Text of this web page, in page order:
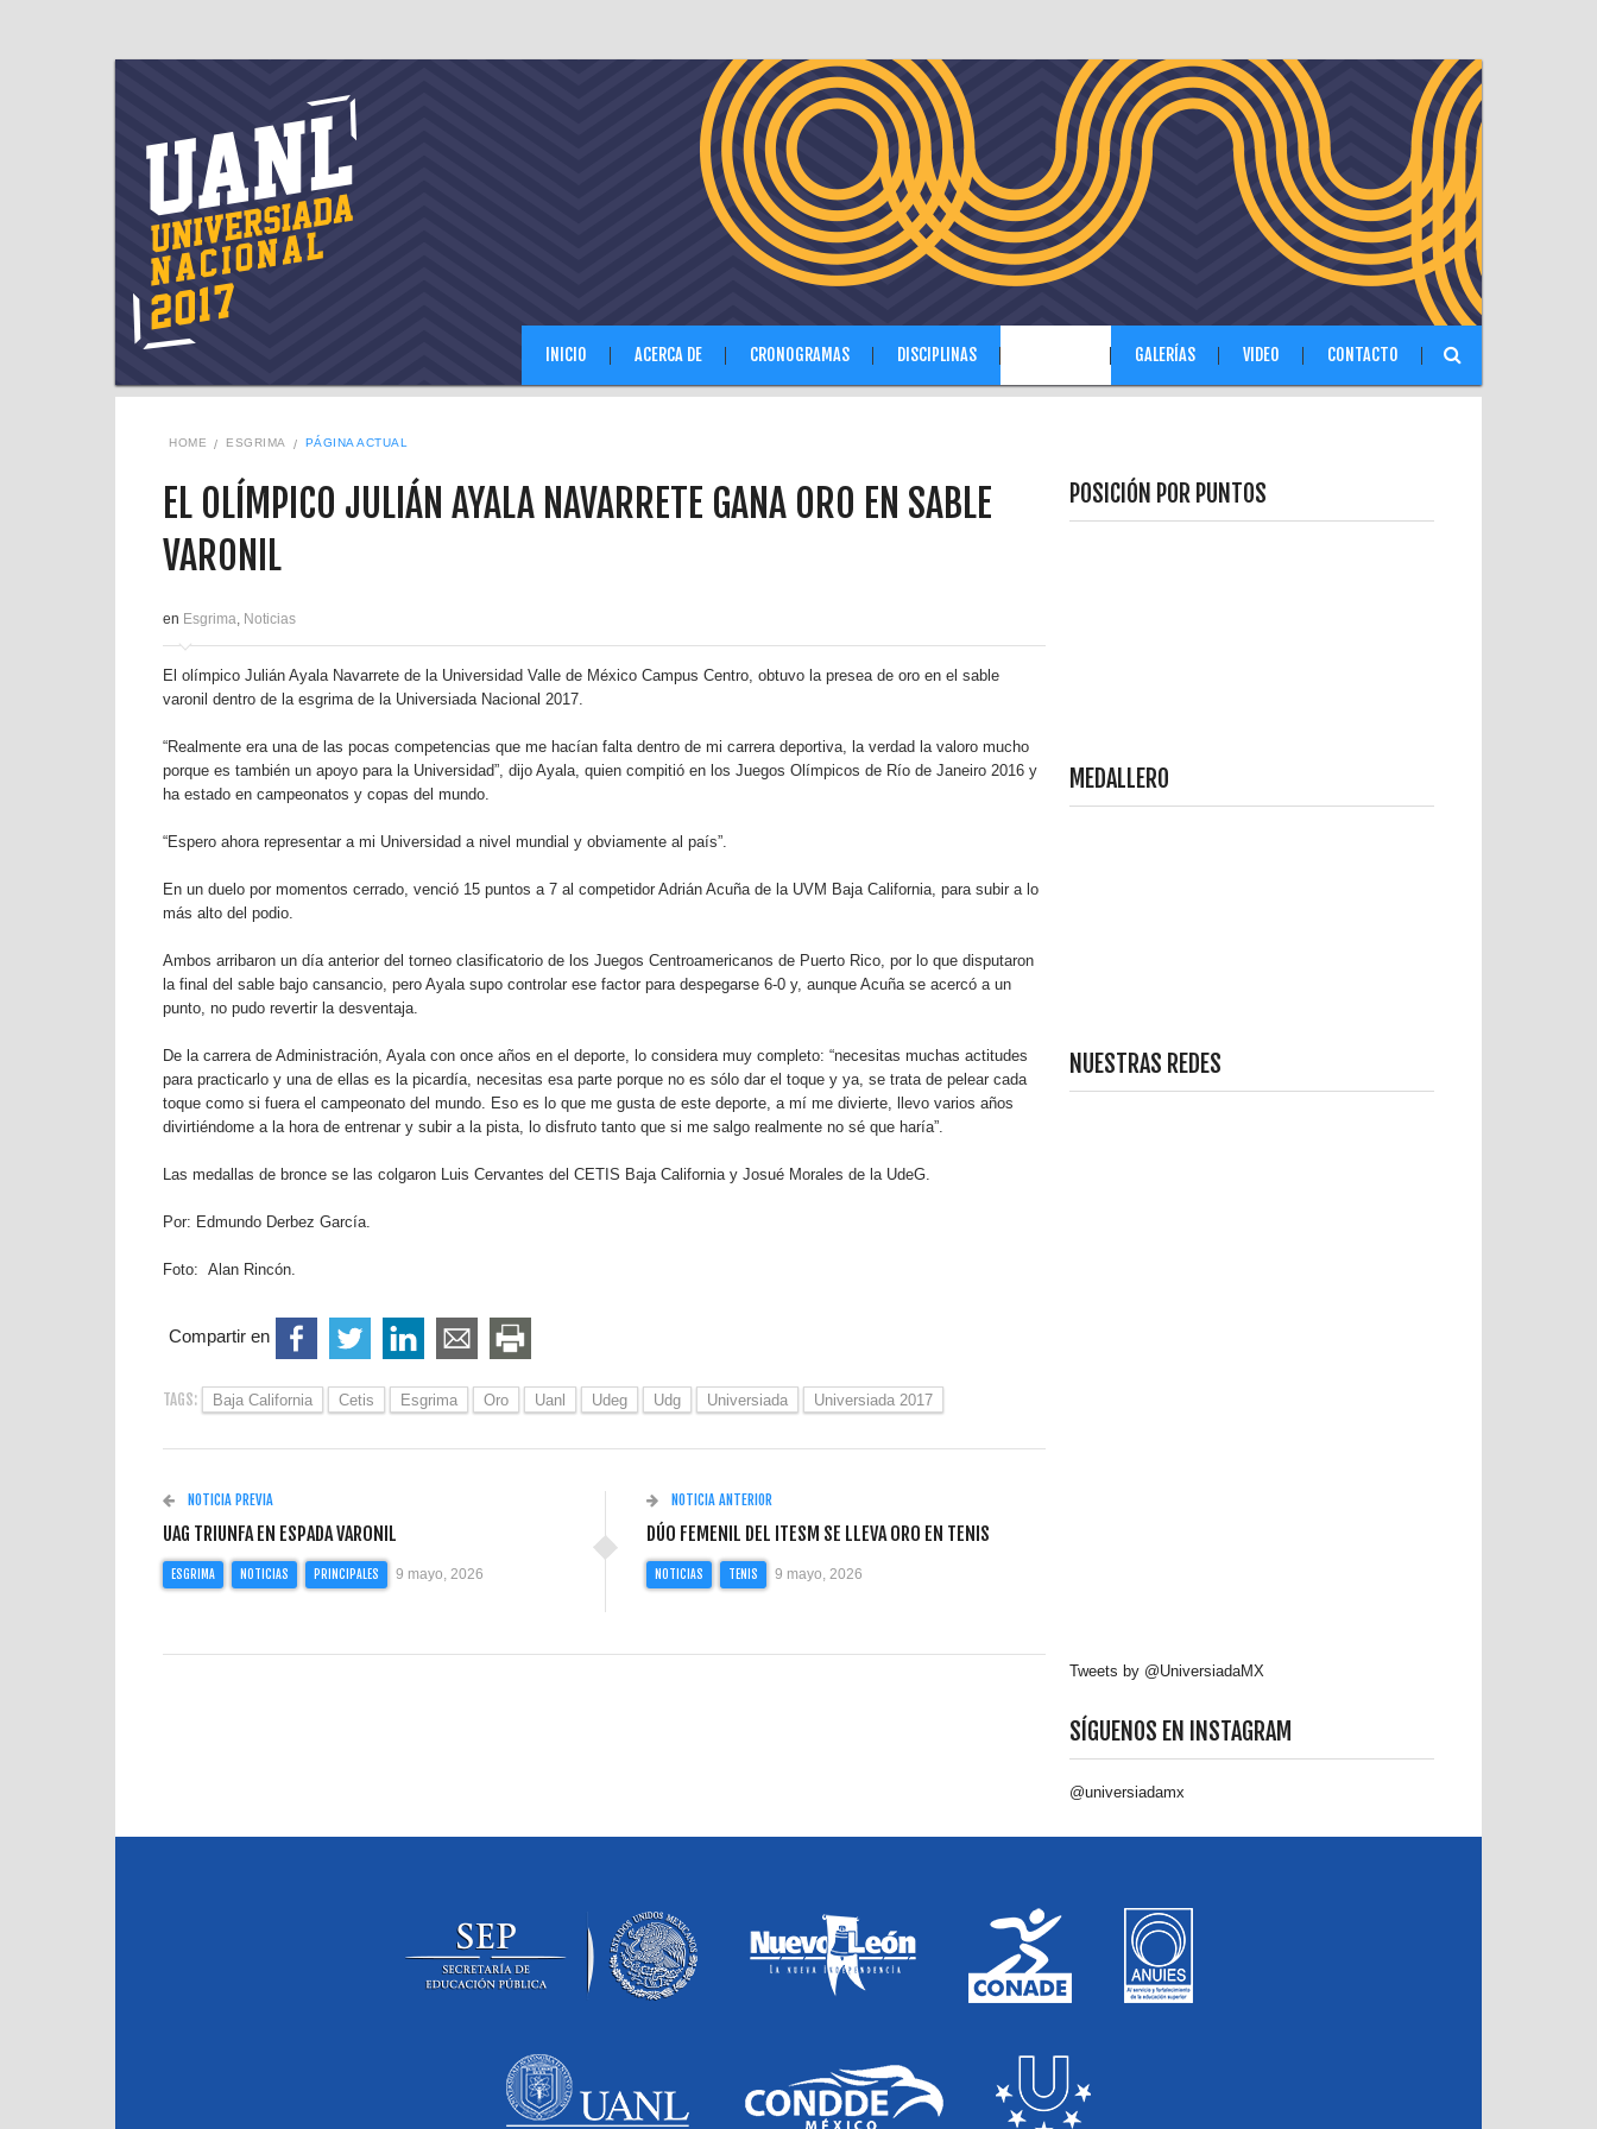
INICIO ACERCA DE CRONOGRAMAS DISCIPLINAS GALERÍAS VIDEO CONTACTO
HOME ESGRIMA PÁGINA ACTUAL
EL OLÍMPICO JULIÁN AYALA NAVARRETE GANA ORO EN SABLE
VARONIL
en Esgrima, Noticias
El olímpico Julián Ayala Navarrete de la Universidad Valle de México Campus Centro, obtuvo la presea de oro en el sable
varonil dentro de la esgrima de la Universiada Nacional 2017.
“Realmente era una de las pocas competencias que me hacían falta dentro de mi carrera deportiva, la verdad la valoro mucho
porque es también un apoyo para la Universidad”, dijo Ayala, quien compitió en los Juegos Olímpicos de Río de Janeiro 2016 y
ha estado en campeonatos y copas del mundo.
“Espero ahora representar a mi Universidad a nivel mundial y obviamente al país”.
En un duelo por momentos cerrado, venció 15 puntos a 7 al competidor Adrián Acuña de la UVM Baja California, para subir a lo
más alto del podio.
Ambos arribaron un día anterior del torneo clasificatorio de los Juegos Centroamericanos de Puerto Rico, por lo que disputaron
la final del sable bajo cansancio, pero Ayala supo controlar ese factor para despegarse 6-0 y, aunque Acuña se acercó a un
punto, no pudo revertir la desventaja.
De la carrera de Administración, Ayala con once años en el deporte, lo considera muy completo: “necesitas muchas actitudes
para practicarlo y una de ellas es la picardía, necesitas esa parte porque no es sólo dar el toque y ya, se trata de pelear cada
toque como si fuera el campeonato del mundo. Eso es lo que me gusta de este deporte, a mí me divierte, llevo varios años
divirtiéndome a la hora de entrenar y subir a la pista, lo disfruto tanto que si me salgo realmente no sé que haría”.
Las medallas de bronce se las colgaron Luis Cervantes del CETIS Baja California y Josué Morales de la UdeG.
Por: Edmundo Derbez García.
Foto: Alan Rincón.
Compartir en
TAGS: Baja California Cetis Esgrima Oro Uanl Udeg Udg Universiada Universiada 2017
NOTICIA PREVIA
UAG TRIUNFA EN ESPADA VARONIL
ESGRIMA NOTICIAS PRINCIPALES 9 mayo, 2026
NOTICIA ANTERIOR
DÚO FEMENIL DEL ITESM SE LLEVA ORO EN TENIS
NOTICIAS TENIS 9 mayo, 2026
POSICIÓN POR PUNTOS
MEDALLERO
NUESTRAS REDES
Tweets by @UniversiadaMX
SÍGUENOS EN INSTAGRAM
@universiadamx